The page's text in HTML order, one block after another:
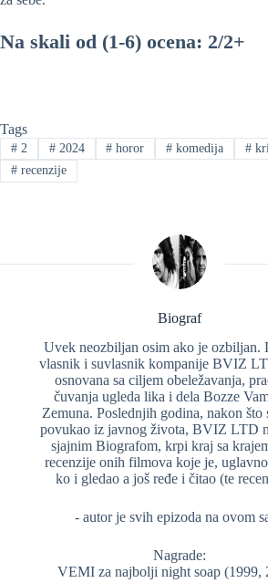
Na skali od (1-6) ocena: 2/2+
Tags
#2 #2024 # horor # komedija #
#recenzije
Biograf
Uvek neozbiljan osim ako je ozbiljan.
vlasnik i suvlasnik kompanije BVIZ
osnovana sa ciljem obeležavanja,
čuvanja ugleda lika i dela Bozze
Zemuna. Poslednjih godina, nakon što
povukao iz javnog života, BVIZ LTD
sjajnim Biografom, krpi kraj sa
recenzije onih filmova koje je,
ko i gledao a još ređe i čitao (te
- autor je svih epizoda na ovom
Nagrade:
VEMI za najbolji night soap (1999,